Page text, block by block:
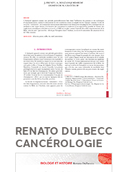
RENATO
CANCÉROLOGIE